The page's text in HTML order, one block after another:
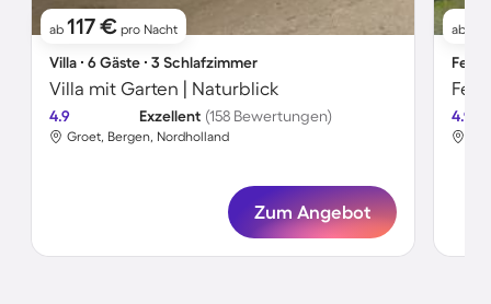
ab 117 € pro Nacht
Villa ∙ 6 Gäste ∙ 3 Schlafzimmer
Villa mit Garten | Naturblick
4.9 Exzellent (158 Bewertungen)
Groet, Bergen, Nordholland
Zum Angebot
ab
4.9